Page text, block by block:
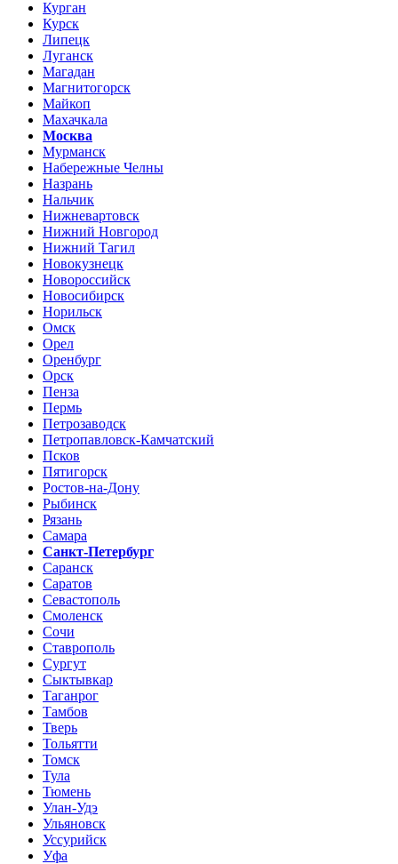
Курган
Курск
Липецк
Луганск
Магадан
Магнитогорск
Майкоп
Махачкала
Москва
Мурманск
Набережные Челны
Назрань
Нальчик
Нижневартовск
Нижний Новгород
Нижний Тагил
Новокузнецк
Новороссийск
Новосибирск
Норильск
Омск
Орел
Оренбург
Орск
Пенза
Пермь
Петрозаводск
Петропавловск-Камчатский
Псков
Пятигорск
Ростов-на-Дону
Рыбинск
Рязань
Самара
Санкт-Петербург
Саранск
Саратов
Севастополь
Смоленск
Сочи
Ставрополь
Сургут
Сыктывкар
Таганрог
Тамбов
Тверь
Тольятти
Томск
Тула
Тюмень
Улан-Удэ
Ульяновск
Уссурийск
Уфа